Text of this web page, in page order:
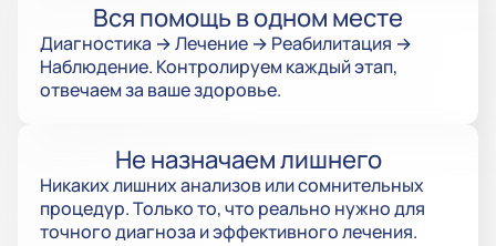
Вся помощь в одном месте
Диагностика → Лечение → Реабилитация →
Наблюдение. Контролируем каждый этап,
отвечаем за ваше здоровье.
Не назначаем лишнего
Никаких лишних анализов или сомнительных
процедур. Только то, что реально нужно для
точного диагноза и эффективного лечения.